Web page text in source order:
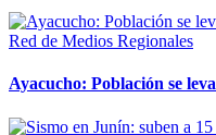
Red de Medios Regionales
Ayacucho: Población se